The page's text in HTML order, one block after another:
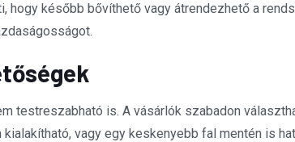
hogy később bővíthető vagy átrendezhető a
testreszabható is. A vásárlók szabadon
vagy egy keskenyebb fal mentén is